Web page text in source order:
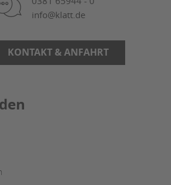
info@klatt.de
KONTAKT & ANFAHRT